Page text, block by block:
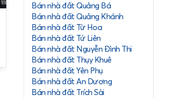
Bán nhà đất Quảng Bá
Bán nhà đất Quảng Khánh
Bán nhà đất Từ Hoa
Bán nhà đất Tứ Liên
Bán nhà đất Nguyễn Đình Thi
Bán nhà đất Thụy Khuê
Bán nhà đất Yên Phụ
Bán nhà đất An Dương
Bán nhà đất Trích Sài